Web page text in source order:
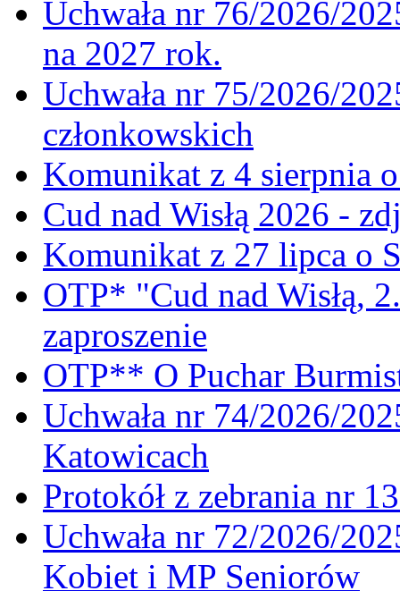
Uchwała nr 76/2026/
na 2027 rok.
Uchwała nr 75/2026/
członkowskich
Komunikat z 4 sierpnia
Cud nad Wisłą 2026 -
Komunikat z 27 lipca o
OTP* "Cud nad Wisłą,
zaproszenie
OTP** O Puchar
Uchwała nr 74/2026/
Katowicach
Protokół z zebrania nr
Uchwała nr 72/2026/
Kobiet i MP Seniorów